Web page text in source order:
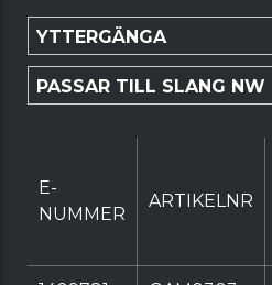
E-
NUMMER
ARTIKELNR